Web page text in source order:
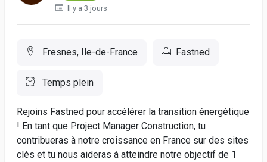
Il y a 3 jours
Fresnes, Ile-de-France Fastned
Temps plein
Rejoins Fastned pour accélérer la transition énergétique
! En tant que Project Manager Construction, tu
contribueras à notre croissance en France sur des sites
clés et tu nous aideras à atteindre notre objectif de 1